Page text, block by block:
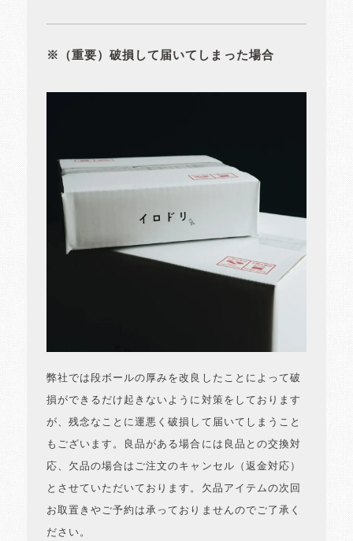
※（重要）破損して届いてしまった場合
弊社では段ボールの厚みを改良したことによって破
損ができるだけ起きないように対策をしております
が、残念なことに運悪く破損して届いてしまうこと
もございます。良品がある場合には良品との交換対
応、欠品の場合はご注文のキャンセル（返金対応）
とさせていただいております。欠品アイテムの次回
お取置きやご予約は承っておりませんのでご了承く
ださい。